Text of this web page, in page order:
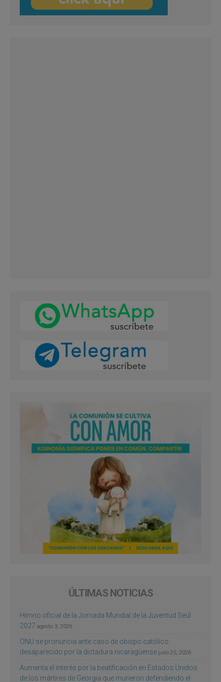
ÚLTIMAS NOTICIAS
Himno oficial de la Jornada Mundial de la Juventud Seúl
2027 agosto 3, 2026
ONU se pronuncia ante caso de obispo católico
desaparecido por la dictadura nicaragüense julio 25, 2026
Aumenta el interés por la beatificación en Estados Unidos
de los mártires de Georgia que murieron defendiendo el